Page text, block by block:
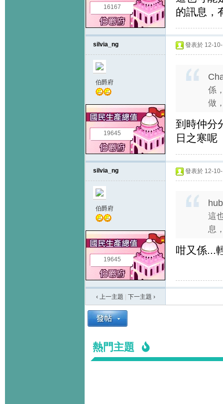
16167
的訊息，
silvia_ng
伯爵府
19645
發表於 12-
係
做
到時仲分
日之寒呢
silvia_ng
伯爵府
19645
發表於 12-
這
息
咁又係...
‹ 上一主題 下一主題 ›
熱門主題